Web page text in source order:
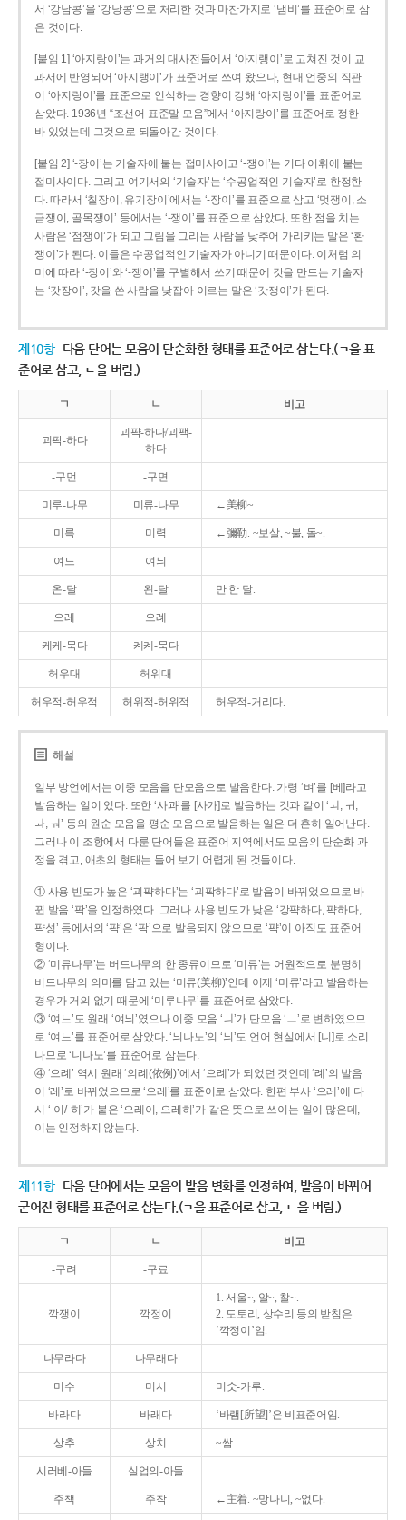
서 ‘강남콩’을 ‘강낭콩’으로 처리한 것과 마찬가지로 ‘냄비’를 표준어로 삼
은 것이다.
[붙임 1] ‘아지랑이’는 과거의 대사전들에서 ‘아지랭이’로 고쳐진 것이 교
과서에 반영되어 ‘아지랭이’가 표준어로 쓰여 왔으나, 현대 언중의 직관
이 ‘아지랑이’를 표준으로 인식하는 경향이 강해 ‘아지랑이’를 표준어로
삼았다. 1936년 “조선어 표준말 모음”에서 ‘아지랑이’를 표준어로 정한
바 있었는데 그것으로 되돌아간 것이다.
[붙임 2] ‘-장이’는 기술자에 붙는 접미사이고 ‘-쟁이’는 기타 어휘에 붙는
접미사이다. 그리고 여기서의 ‘기술자’는 ‘수공업적인 기술자’로 한정한
다. 따라서 ‘칠장이, 유기장이’에서는 ‘-장이’를 표준으로 삼고 ‘멋쟁이, 소
금쟁이, 골목쟁이’ 등에서는 ‘-쟁이’를 표준으로 삼았다. 또한 점을 치는
사람은 ‘점쟁이’가 되고 그림을 그리는 사람을 낮추어 가리키는 말은 ‘환
쟁이’가 된다. 이들은 수공업적인 기술자가 아니기 때문이다. 이처럼 의
미에 따라 ‘-장이’와 ‘-쟁이’를 구별해서 쓰기 때문에 갓을 만드는 기술자
는 ‘갓장이’, 갓을 쓴 사람을 낮잡아 이르는 말은 ‘갓쟁이’가 된다.
제10항 다음 단어는 모음이 단순화한 형태를 표준어로 삼는다.(ㄱ을 표
준어로 삼고, ㄴ을 버림.)
ㄱ ㄴ 비고
괴팍-하다
괴퍅-하다/괴팩-
하다
-구먼 -구면
미루-나무 미류-나무 ←美柳~.
미륵 미력 ←彌勒. ~보살, ~불, 돌~.
여느 여늬
온-달 왼-달 만 한 달.
으레 으례
케케-묵다 켸켸-묵다
허우대 허위대
허우적-허우적 허위적-허위적 허우적-거리다.
해설
일부 방언에서는 이중 모음을 단모음으로 발음한다. 가령 ‘벼’를 [베]라고
발음하는 일이 있다. 또한 ‘사과’를 [사가]로 발음하는 것과 같이 ‘ㅚ, ㅟ,
ㅘ, ㅝ’ 등의 원순 모음을 평순 모음으로 발음하는 일은 더 흔히 일어난다.
그러나 이 조항에서 다룬 단어들은 표준어 지역에서도 모음의 단순화 과
정을 겪고, 애초의 형태는 들어 보기 어렵게 된 것들이다.
① 사용 빈도가 높은 ‘괴퍅하다’는 ‘괴팍하다’로 발음이 바뀌었으므로 바
뀐 발음 ‘팍’을 인정하였다. 그러나 사용 빈도가 낮은 ‘강퍅하다, 퍅하다,
퍅성’ 등에서의 ‘퍅’은 ‘팍’으로 발음되지 않으므로 ‘퍅’이 아직도 표준어
형이다.
② ‘미류나무’는 버드나무의 한 종류이므로 ‘미류’는 어원적으로 분명히
버드나무의 의미를 담고 있는 ‘미류(美柳)’인데 이제 ‘미류’라고 발음하는
경우가 거의 없기 때문에 ‘미루나무’를 표준어로 삼았다.
③ ‘여느’도 원래 ‘여늬’였으나 이중 모음 ‘ㅢ’가 단모음 ‘ㅡ’로 변하였으므
로 ‘여느’를 표준어로 삼았다. ‘늬나노’의 ‘늬’도 언어 현실에서 [니]로 소리
나므로 ‘니나노’를 표준어로 삼는다.
④ ‘으례’ 역시 원래 ‘의례(依例)’에서 ‘으례’가 되었던 것인데 ‘례’의 발음
이 ‘레’로 바뀌었으므로 ‘으레’를 표준어로 삼았다. 한편 부사 ‘으레’에 다
시 ‘-이/-히’가 붙은 ‘으레이, 으레히’가 같은 뜻으로 쓰이는 일이 많은데,
이는 인정하지 않는다.
제11항 다음 단어에서는 모음의 발음 변화를 인정하여, 발음이 바뀌어
굳어진 형태를 표준어로 삼는다.(ㄱ을 표준어로 삼고, ㄴ을 버림.)
ㄱ ㄴ 비고
-구려 -구료
깍쟁이 깍정이
1. 서울~, 알~, 찰~.
2. 도토리, 상수리 등의 받침은
‘깍정이’임.
나무라다 나무래다
미수 미시 미숫-가루.
바라다 바래다 ‘바램[所望]’은 비표준어임.
상추 상치 ~쌈.
시러베-아들 실업의-아들
주책 주착 ←主着. ~망나니, ~없다.